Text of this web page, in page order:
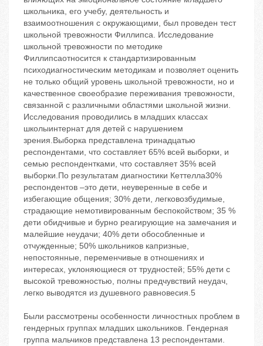
школьника, его учебу, деятельность и
взаимоотношения с окружающими, был проведен тест
школьной тревожности Филлипса. Исследование
школьной тревожности по методике
Филлипсаотносится к стандартизированным
психодиагностическим методикам и позволяет оценить
не только общий уровень школьной тревожности, но и
качественное своеобразие переживания тревожности,
связанной с различными областями школьной жизни.
Исследования проводились в младших классах
школыинтернат для детей с нарушением
зрения.Выборка представлена тринадцатью
респондентами, что составляет 65% всей выборки, и
семью респондентками, что составляет 35% всей
выборки.По результатам диагностики Кеттелла30%
респондентов –это дети, неуверенные в себе и
избегающие общения; 30% дети, легковозбудимые,
страдающие немотивированным беспокойством; 35 %
дети обидчивые и бурно реагирующие на замечания и
малейшие неудачи; 40% дети обособленные и
отчужденные; 50% школьников капризные,
непостоянные, переменчивые в отношениях и
интересах, уклоняющиеся от трудностей; 55% дети с
высокой тревожностью, полны предчувствий неудач,
легко выводятся из душевного равновесия.5
Были рассмотрены особенности личностных проблем в
гендерных группах младших школьников. Гендерная
группа мальчиков представлена 13 респондентами.